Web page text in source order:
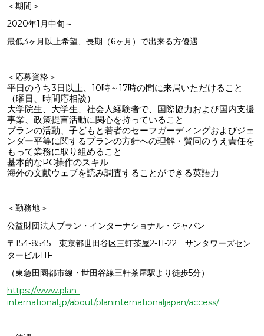
＜期間＞
2020年1月中旬～
最低3ヶ月以上希望、長期（6ヶ月）で出来る方優遇
＜応募資格＞
平日のうち3日以上、10時～17時の間に来局いただけること
（曜日、時間応相談）
大学院生、大学生、社会人経験者で、国際協力および国内支援
事業、政策提言活動に関心を持っていること
プランの活動、子どもと若者のセーフガーディングおよびジェ
ンダー平等に関するプランの方針への理解・賛同のうえ責任を
もって業務に取り組めること
基本的なPC操作のスキル
海外の文献ウェブを読み調査することができる英語力
＜勤務地＞
公益財団法人プラン・インターナショナル・ジャパン
〒154-8545 東京都世田谷区三軒茶屋2-11-22 サンタワーズセン
タービル11F
（東急田園都市線・世田谷線三軒茶屋駅より徒歩5分）
https://www.plan-
international.jp/about/planinternationaljapan/access/